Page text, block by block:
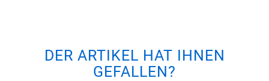
DER ARTIKEL HAT IHNEN
GEFALLEN?